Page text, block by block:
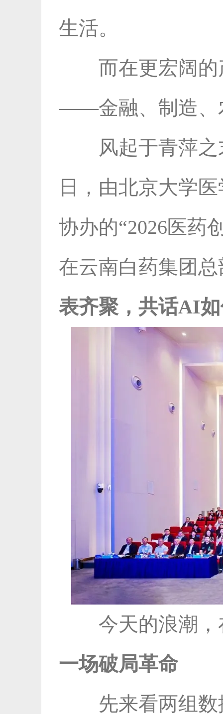
生活。
而在更宏阔
——金融、制造
风起于青萍
日，由北京大学
协办的“2026医药
在云南白药集团
表齐聚，共话AI
今天的浪潮
一场破局革命
先来看两组